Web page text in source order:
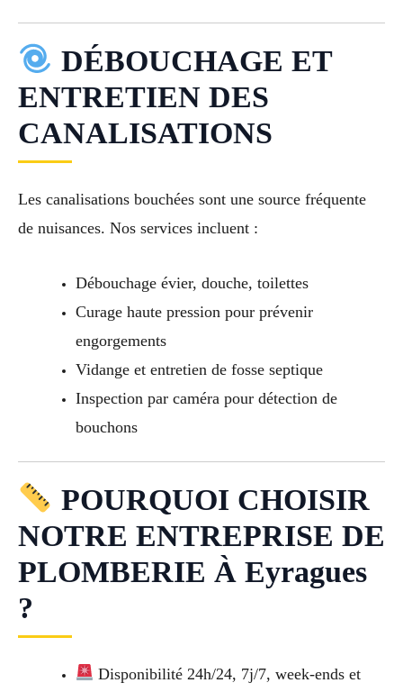
DÉBOUCHAGE ET
ENTRETIEN DES
CANALISATIONS
Les canalisations bouchées sont une source fréquente
de nuisances. Nos services incluent :
Débouchage évier, douche, toilettes
Curage haute pression pour prévenir
engorgements
Vidange et entretien de fosse septique
Inspection par caméra pour détection de
bouchons
POURQUOI CHOISIR
NOTRE ENTREPRISE DE
PLOMBERIE À Eyragues
?
Disponibilité 24h/24, 7j/7, week-ends et